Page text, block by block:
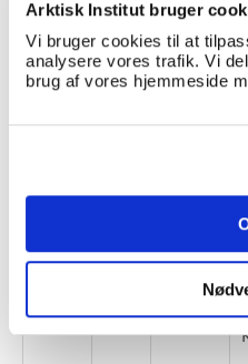
Arktisk Institut bruger
Vi bruger cookies til at
analysere vores trafik. Vi
brug af vores hjemmeside
3 5
1
3 5
2